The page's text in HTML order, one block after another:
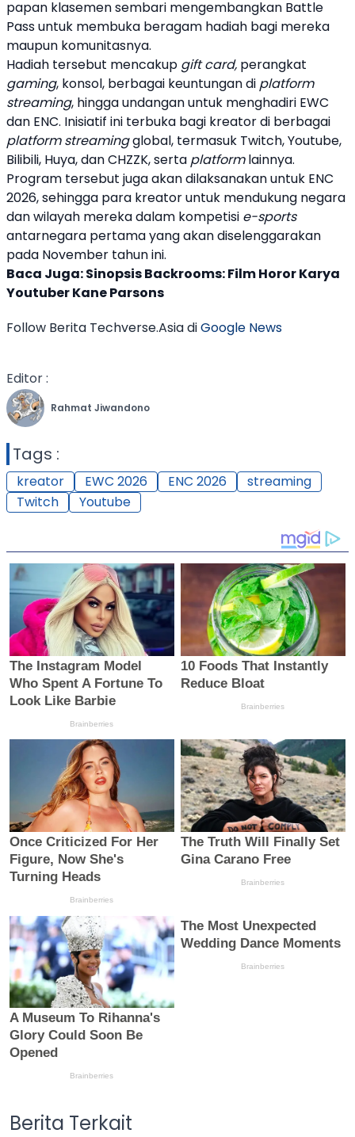
papan klasemen sembari mengembangkan Battle
Pass untuk membuka beragam hadiah bagi mereka
maupun komunitasnya.
Hadiah tersebut mencakup gift card, perangkat
gaming, konsol, berbagai keuntungan di platform
streaming, hingga undangan untuk menghadiri EWC
dan ENC. Inisiatif ini terbuka bagi kreatordi berbagai
platformstreamingglobal, termasuk Twitch,Youtube,
Bilibili, Huya, dan CHZZK, serta platformlainnya.
Program tersebut juga akan dilaksanakan untuk ENC
2026, sehingga para kreatoruntuk mendukung negara
dan wilayah mereka dalam kompetisi e-sports
antarnegara pertama yang akan diselenggarakan
pada November tahun ini.
Baca Juga:Sinopsis Backrooms: Film Horor Karya
Youtuber Kane Parsons
Follow Berita Techverse.Asia diGoogle News
Editor :
Rahmat Jiwandono
Tags :
kreator EWC 2026 ENC 2026
streaming
Twitch
Youtube
Berita Terkait